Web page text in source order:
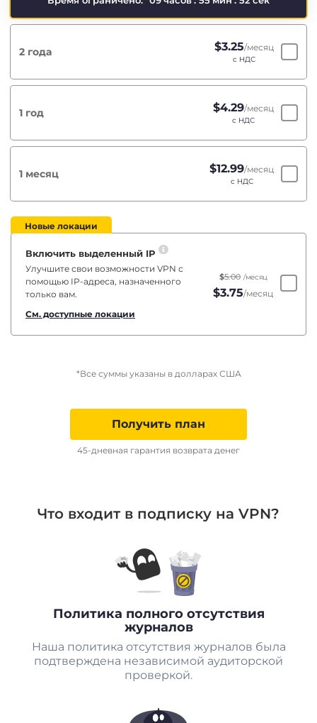
2 года $3.25/месяц
с НДС
1 год $4.29/месяц
с НДС
1 месяц $12.99/месяц
с НДС
Новые локации
Включить выделенный IP
Улучшите свои возможности VPN с
помощью IP-адреса, назначенного
только вам.
См. доступные локации
$5.00 /месяц
$3.75/месяц
*Все суммы указаны в долларах США
Получить план
45-дневная гарантия возврата денег
Что входит в подписку на VPN?
Политика полного отсутствия
журналов
Наша политика отсутствия журналов была
подтверждена независимой аудиторской
проверкой.